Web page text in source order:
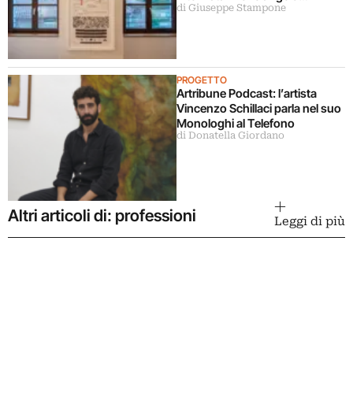
Pistoletto
di Giuseppe Stampone
PROGETTO
Artribune Podcast: l’artista
Vincenzo Schillaci parla nel suo
Monologhi al Telefono
di Donatella Giordano
Altri articoli di: professioni Leggi di più